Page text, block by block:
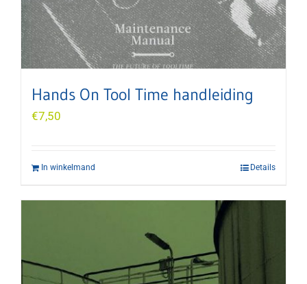
Hands On Tool Time handleiding
€7,50
In winkelmand Details